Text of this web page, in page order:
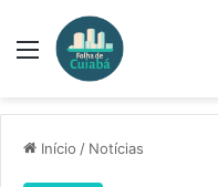
Menu
Início / Notícias